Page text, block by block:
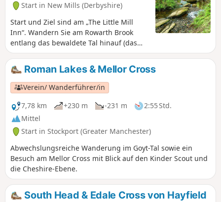
Start in New Mills (Derbyshire)
Start und Ziel sind am „The Little Mill
Inn“. Wandern Sie am Rowarth Brook
entlang das bewaldete Tal hinauf (das
von den Einheimischen als „Little
Switzerland“ bezeichnet wird) und gehen
Sie dann bergauf zu den Mooren
oberhalb von Rowarth, um
atemberaubende Ausblicke auf den Peak
District, den Kinder Scout und die
Cheshire-Ebene zu genießen.
Roman Lakes & Mellor Cross
Verein/ Wanderführer/in
7,78 km
+230 m -231 m
2:55 Std.
Mittel
Start in Stockport (Greater Manchester)
Abwechslungsreiche Wanderung im Goyt-Tal sowie ein
Besuch am Mellor Cross mit Blick auf den Kinder Scout und
die Cheshire-Ebene.
South Head & Edale Cross von Hayfield